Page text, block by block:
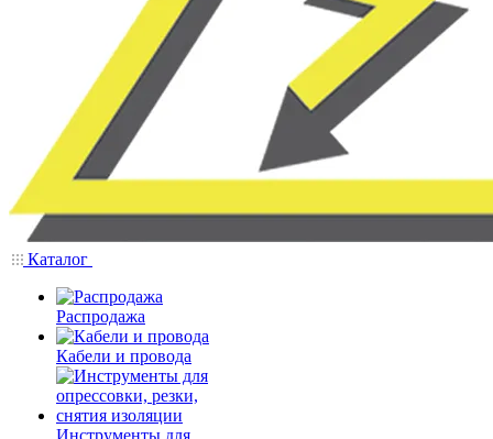
Каталог
Распродажа
Кабели и провода
Инструменты для